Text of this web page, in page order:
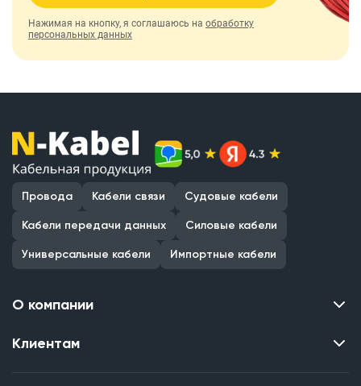
Нажимая на кнопку, я соглашаюсь на обработку
персональных данных
Провода Кабели связи Судовые кабели
Кабели передачи данных Силовые кабели
Универсальные кабели Импортные кабели
О компании
Контакты
Клиентам